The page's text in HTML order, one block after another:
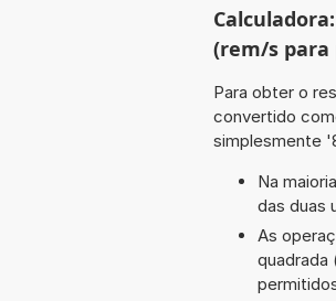
(rem/s para
Para obter o
convertido
simplesmente
Na
das duas
As